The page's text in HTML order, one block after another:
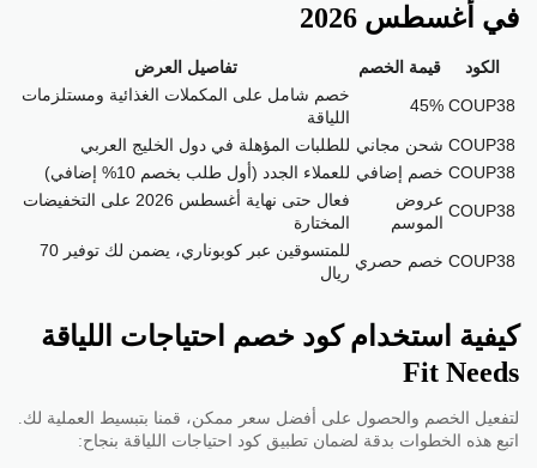
في أغسطس 2026
الكود قيمة الخصم
تفاصيل العرض
COUP38
45%
خصم شامل على المكملات الغذائية ومستلزمات
اللياقة
COUP38 شحن مجاني للطلبات المؤهلة في دول الخليج العربي
COUP38 خصم إضافي للعملاء الجدد (أول طلب بخصم 10% إضافي)
COUP38
عروض
الموسم
فعال حتى نهاية أغسطس 2026 على التخفيضات
المختارة
COUP38 خصم حصري
للمتسوقين عبر كوبوناري، يضمن لك توفير 70
ريال
كيفية استخدام كود خصم احتياجات اللياقة
Fit Needs
لتفعيل الخصم والحصول على أفضل سعر ممكن، قمنا بتبسيط العملية لك.
اتبع هذه الخطوات بدقة لضمان تطبيق كود احتياجات اللياقة بنجاح: